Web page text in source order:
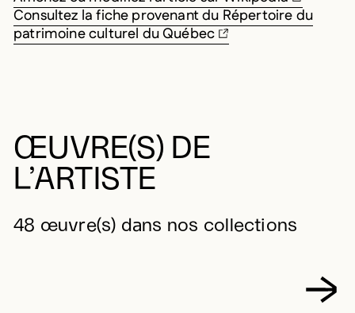
Consultez la fiche provenant du Répertoire du
patrimoine culturel du Québec
ŒUVRE(S) DE
L’ARTISTE
48 œuvre(s) dans nos collections